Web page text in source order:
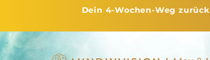
Dein 4-Wochen-Weg